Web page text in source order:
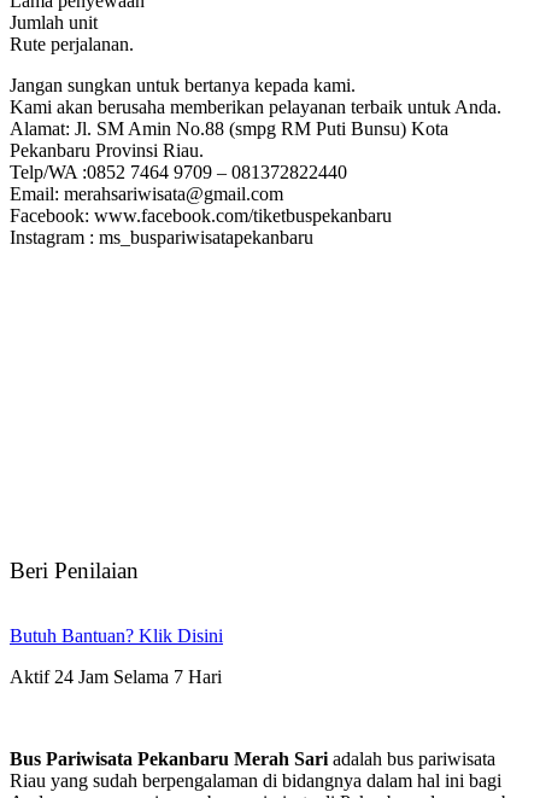
Jumlah unit
Rute perjalanan.
Jangan sungkan untuk bertanya kepada kami.
Kami akan berusaha memberikan pelayanan terbaik untuk Anda.
Alamat: Jl. SM Amin No.88 (smpg RM Puti Bunsu) Kota
Pekanbaru Provinsi Riau.
Telp/WA :0852 7464 9709 – 081372822440
Email: merahsariwisata@gmail.com
Facebook: www.facebook.com/tiketbuspekanbaru
Instagram : ms_buspariwisatapekanbaru
Beri Penilaian
Butuh Bantuan? Klik Disini
Aktif 24 Jam Selama 7 Hari
Bus Pariwisata Pekanbaru Merah Sari adalah bus pariwisata
Riau yang sudah berpengalaman di bidangnya dalam hal ini bagi